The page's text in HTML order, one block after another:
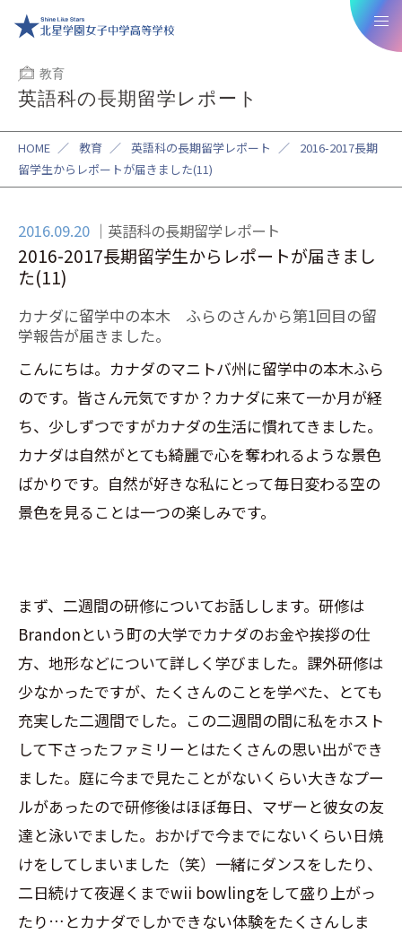
教育
英語科の長期留学レポート
HOME ／ 教育 ／ 英語科の長期留学レポート ／
2016-2017長期
留学生からレポートが届きました(11)
2016.09.20 英語科の長期留学レポート
2016-2017長期留学生からレポートが届きまし
た(11)
カナダに留学中の本木 ふらのさんから第1回目の留
学報告が届きました。
こんにちは。カナダのマニトバ州に留学中の本木ふら
のです。皆さん元気ですか？カナダに来て一か月が経
ち、少しずつですがカナダの生活に慣れてきました。
カナダは自然がとても綺麗で心を奪われるような景色
ばかりです。自然が好きな私にとって毎日変わる空の
景色を見ることは一つの楽しみです。
まず、二週間の研修についてお話しします。研修は
Brandonという町の大学でカナダのお金や挨拶の仕
方、地形などについて詳しく学びました。課外研修は
少なかったですが、たくさんのことを学べた、とても
充実した二週間でした。この二週間の間に私をホスト
して下さったファミリーとはたくさんの思い出ができ
ました。庭に今まで見たことがないくらい大きなプー
ルがあったので研修後はほぼ毎日、マザーと彼女の友
達と泳いでました。おかげで今までにないくらい日焼
けをしてしまいました（笑）一緒にダンスをしたり、
二日続けて夜遅くまでwii bowlingをして盛り上がっ
たり…とカナダでしかできない体験をたくさんしま